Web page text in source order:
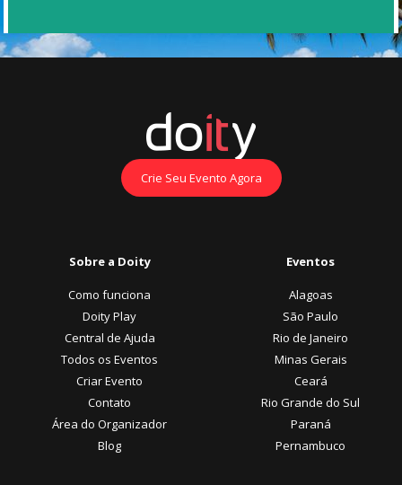
Crie Seu Evento Agora
Sobre a Doity
Como funciona
Doity Play
Central de Ajuda
Todos os Eventos
Criar Evento
Contato
Área do Organizador
Blog
Eventos
Alagoas
São Paulo
Rio de Janeiro
Minas Gerais
Ceará
Rio Grande do Sul
Paraná
Pernambuco